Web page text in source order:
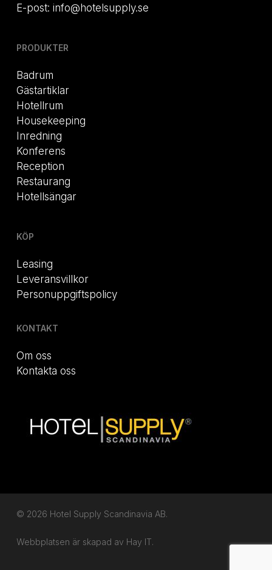
E-post: info@hotelsupply.se
PRODUKTER
Badrum
Gästartiklar
Hotellrum
Housekeeping
Inredning
Konferens
Reception
Restaurang
Hotellsängar
KÖP
Leasing
Leveransvillkor
Personuppgiftspolicy
KONTAKT
Om oss
Kontakta oss
© 2026 Hotel Supply Scandinavia AB.
Webbplatsen är skapad av Hay IT.